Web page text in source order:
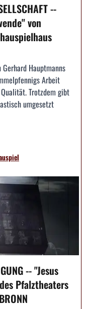
--
von
Hauptmanns
Arbeit
Trotzdem gibt
umgesetzt
-- "Jesus
Pfalztheaters